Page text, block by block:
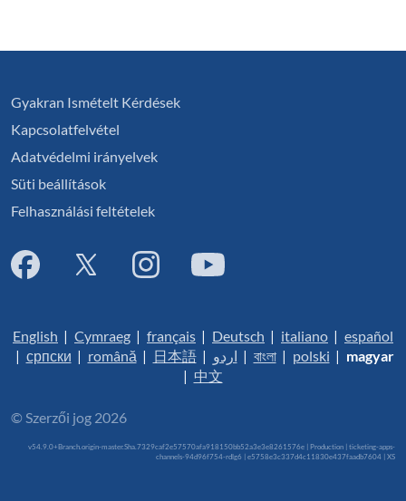
Gyakran Ismételt Kérdések
Kapcsolatfelvétel
Adatvédelmi irányelvek
Süti beállítások
Felhasználási feltételek
English | Cymraeg | français | Deutsch | italiano | español
| српски | română | 日本語| اردو | বাংলা| polski | magyar
| 中文
© Szerzői jog 2026
v54.9.0+Branch.origin-master.Sha.7329caf2e57570afa918150bb52a3e3e8261576e | Production | ticketing-apps-
channels-94d96f754-rdlg6 | e5758e3c337d4c11830e437faadb7604 | XS